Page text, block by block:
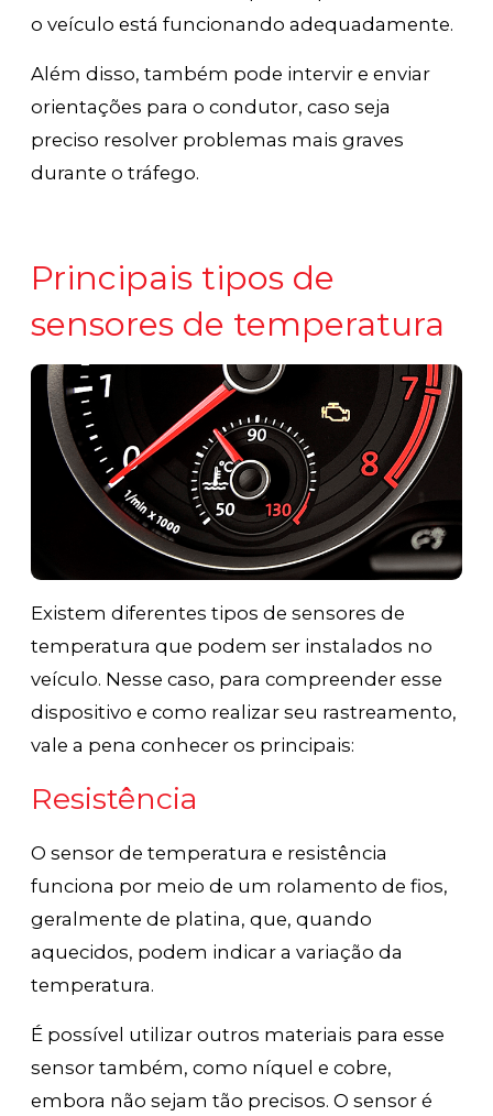
o veículo está funcionando adequadamente.
Além disso, também pode intervir e enviar
orientações para o condutor, caso seja
preciso resolver problemas mais graves
durante o tráfego.
Principais tipos de
sensores de temperatura
Existem diferentes tipos de sensores de
temperatura que podem ser instalados no
veículo. Nesse caso, para compreender esse
dispositivo e como realizar seu rastreamento,
vale a pena conhecer os principais:
Resistência
O sensor de temperatura e resistência
funciona por meio de um rolamento de fios,
geralmente de platina, que, quando
aquecidos, podem indicar a variação da
temperatura.
É possível utilizar outros materiais para esse
sensor também, como níquel e cobre,
embora não sejam tão precisos. O sensor é